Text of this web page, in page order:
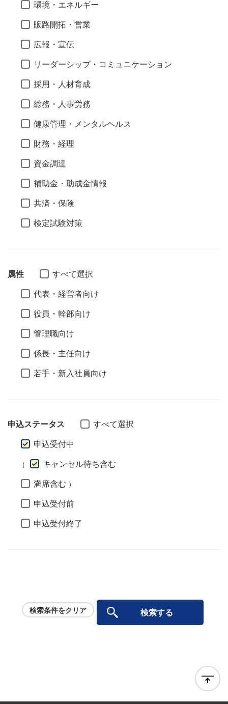
環境・エネルギー
販路開拓・営業
広報・宣伝
リーダーシップ・コミュニケーション
採用・人材育成
総務・人事労務
健康管理・メンタルヘルス
財務・経理
資金調達
補助金・助成金情報
共済・保険
検定試験対策
属性 すべて選択
代表・経営者向け
役員・幹部向け
管理職向け
係長・主任向け
若手・新入社員向け
申込ステータス すべて選択
申込受付中
（ キャンセル待ち含む
満席含む ）
申込受付前
申込受付終了
検索条件をクリア